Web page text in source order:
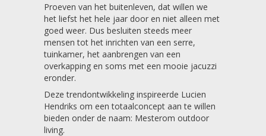
Proeven van het buitenleven, dat willen we
het liefst het hele jaar door en niet alleen met
goed weer. Dus besluiten steeds meer
mensen tot het inrichten van een serre,
tuinkamer, het aanbrengen van een
overkapping en soms met een mooie jacuzzi
eronder.
Deze trendontwikkeling inspireerde Lucien
Hendriks om een totaalconcept aan te willen
bieden onder de naam: Mesterom outdoor
living.